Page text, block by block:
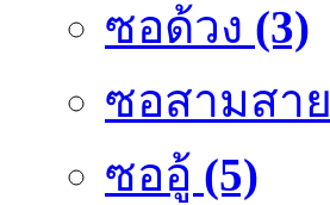
ซอด้วง (3)
ซอสามสาย
ซออู้ (5)